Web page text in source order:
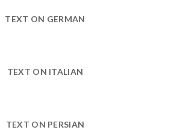
TEXT ON GERMAN
TEXT ON ITALIAN
TEXT ON PERSIAN